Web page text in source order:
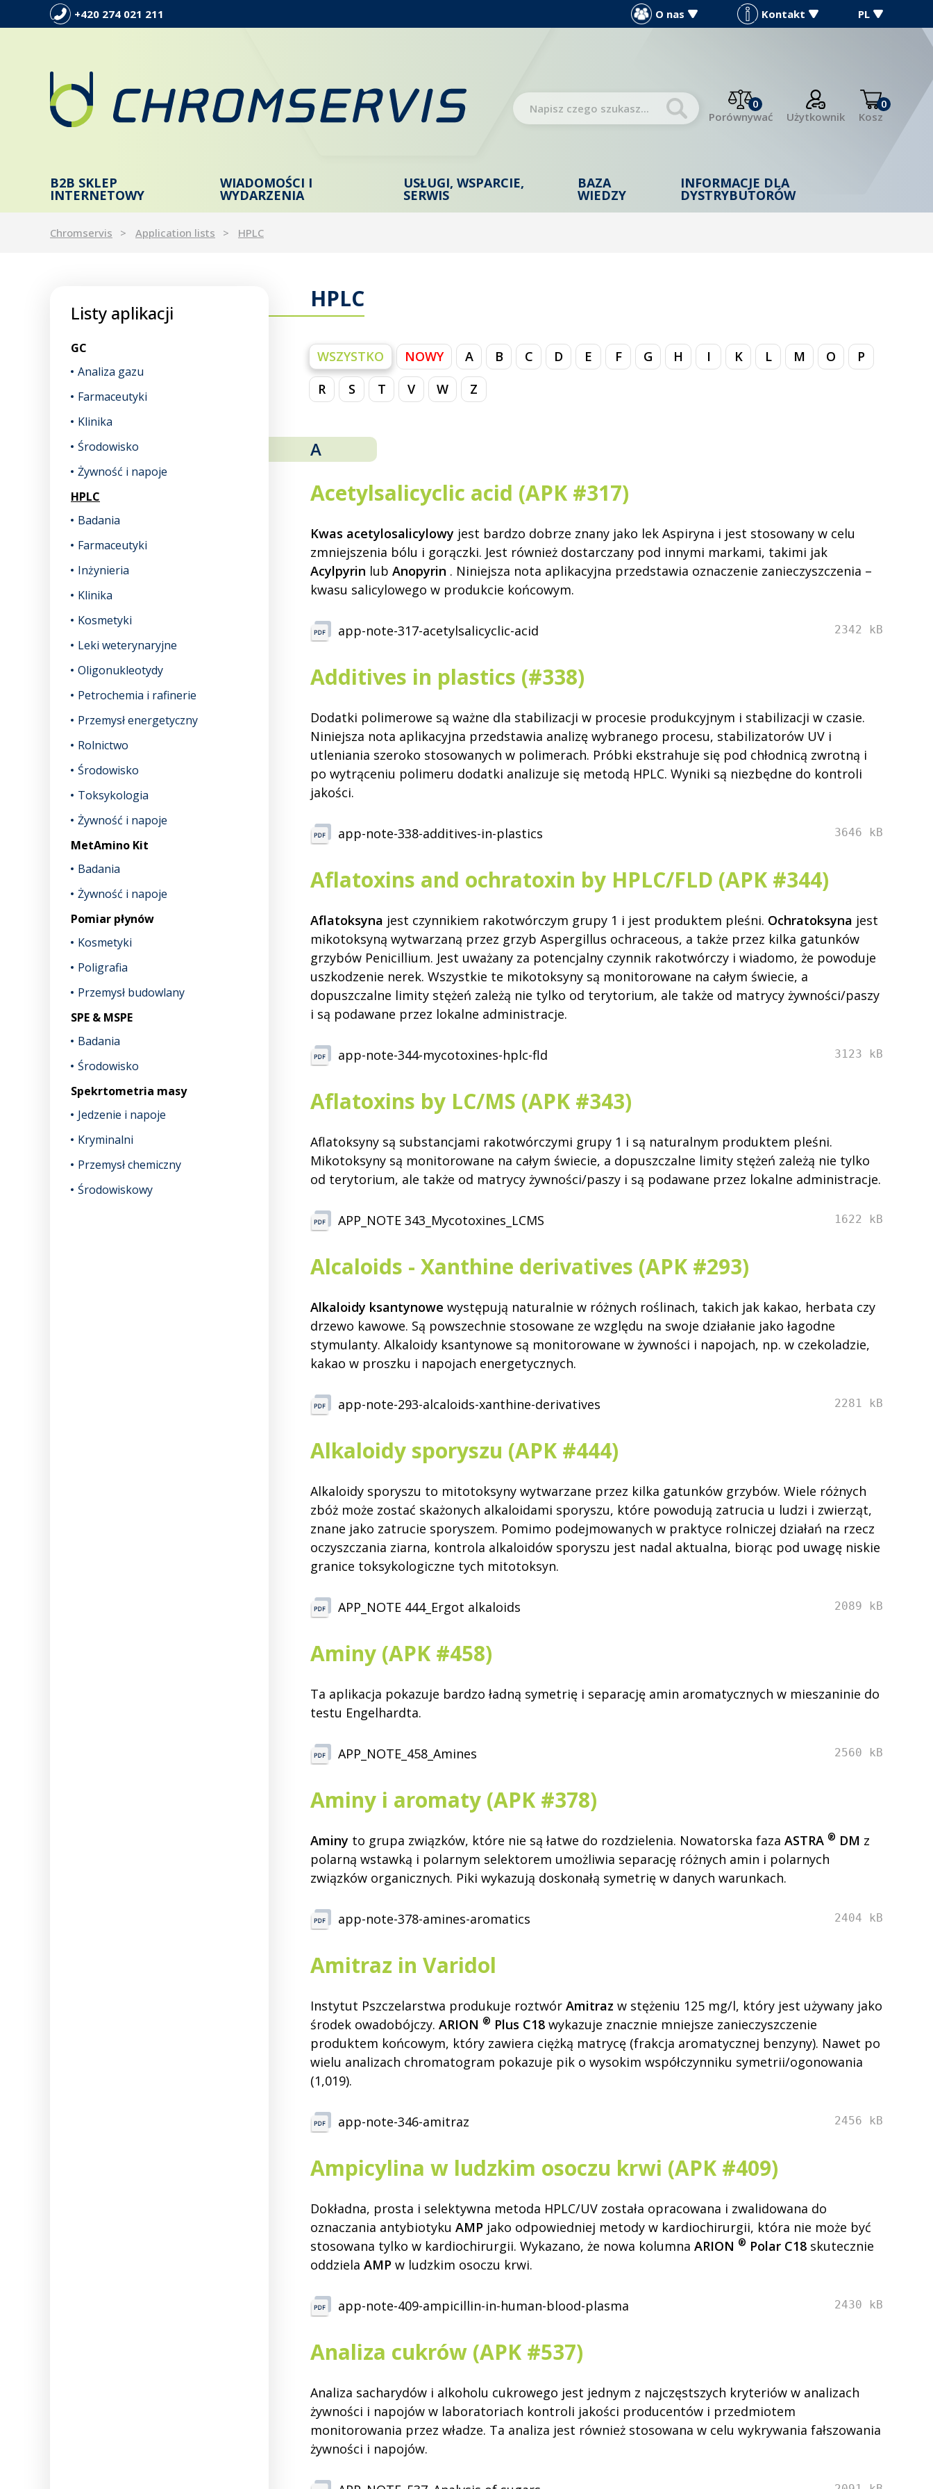
+420 274 021 211 O nas Kontakt PL
0
Porównywać
Użytkownik
0
Kosz
B2B SKLEP
INTERNETOWY
WIADOMOŚCI I
WYDARZENIA
USŁUGI, WSPARCIE,
SERWIS
BAZA
WIEDZY
INFORMACJE DLA
DYSTRYBUTORÓW
Chromservis Application lists HPLC
Listy aplikacji
GC
Analiza gazu
Farmaceutyki
Klinika
Środowisko
Żywność i napoje
HPLC
Badania
Farmaceutyki
Inżynieria
Klinika
Kosmetyki
Leki weterynaryjne
Oligonukleotydy
Petrochemia i rafinerie
Przemysł energetyczny
Rolnictwo
Środowisko
Toksykologia
Żywność i napoje
MetAmino Kit
Badania
Żywność i napoje
Pomiar płynów
Kosmetyki
Poligrafia
Przemysł budowlany
SPE & MSPE
Badania
Środowisko
Spekrtometria masy
Jedzenie i napoje
Kryminalni
Przemysł chemiczny
Środowiskowy
HPLC
WSZYSTKO NOWY A B C D E F G H I K L M O
P
R
S T V W Z
A
Acetylsalicyclic acid (APK #317)
Kwas acetylosalicylowy jest bardzo dobrze znany jako lek Aspiryna i jest stosowany w celu
zmniejszenia bólu i gorączki. Jest również dostarczany pod innymi markami, takimi jak
Acylpyrin lub Anopyrin . Niniejsza nota aplikacyjna przedstawia oznaczenie zanieczyszczenia –
kwasu salicylowego w produkcie końcowym.
app-note-317-acetylsalicyclic-acid 2342 kB
Additives in plastics (#338)
Dodatki polimerowe są ważne dla stabilizacji w procesie produkcyjnym i stabilizacji w czasie.
Niniejsza nota aplikacyjna przedstawia analizę wybranego procesu, stabilizatorów UV i
utleniania szeroko stosowanych w polimerach. Próbki ekstrahuje się pod chłodnicą zwrotną i
po wytrąceniu polimeru dodatki analizuje się metodą HPLC. Wyniki są niezbędne do kontroli
jakości.
app-note-338-additives-in-plastics 3646 kB
Aflatoxins and ochratoxin by HPLC/FLD (APK #344)
Aflatoksyna jest czynnikiem rakotwórczym grupy 1 i jest produktem pleśni. Ochratoksyna jest
mikotoksyną wytwarzaną przez grzyb Aspergillus ochraceous, a także przez kilka gatunków
grzybów Penicillium. Jest uważany za potencjalny czynnik rakotwórczy i wiadomo, że powoduje
uszkodzenie nerek. Wszystkie te mikotoksyny są monitorowane na całym świecie, a
dopuszczalne limity stężeń zależą nie tylko od terytorium, ale także od matrycy żywności/paszy
i są podawane przez lokalne administracje.
app-note-344-mycotoxines-hplc-fld 3123 kB
Aflatoxins by LC/MS (APK #343)
Aflatoksyny są substancjami rakotwórczymi grupy 1 i są naturalnym produktem pleśni.
Mikotoksyny są monitorowane na całym świecie, a dopuszczalne limity stężeń zależą nie tylko
od terytorium, ale także od matrycy żywności/paszy i są podawane przez lokalne administracje.
APP_NOTE 343_Mycotoxines_LCMS 1622 kB
Alcaloids - Xanthine derivatives (APK #293)
Alkaloidy ksantynowe występują naturalnie w różnych roślinach, takich jak kakao, herbata czy
drzewo kawowe. Są powszechnie stosowane ze względu na swoje działanie jako łagodne
stymulanty. Alkaloidy ksantynowe są monitorowane w żywności i napojach, np. w czekoladzie,
kakao w proszku i napojach energetycznych.
app-note-293-alcaloids-xanthine-derivatives 2281 kB
Alkaloidy sporyszu (APK #444)
Alkaloidy sporyszu to mitotoksyny wytwarzane przez kilka gatunków grzybów. Wiele różnych
zbóż może zostać skażonych alkaloidami sporyszu, które powodują zatrucia u ludzi i zwierząt,
znane jako zatrucie sporyszem. Pomimo podejmowanych w praktyce rolniczej działań na rzecz
oczyszczania ziarna, kontrola alkaloidów sporyszu jest nadal aktualna, biorąc pod uwagę niskie
granice toksykologiczne tych mitotoksyn.
APP_NOTE 444_Ergot alkaloids 2089 kB
Aminy (APK #458)
Ta aplikacja pokazuje bardzo ładną symetrię i separację amin aromatycznych w mieszaninie do
testu Engelhardta.
APP_NOTE_458_Amines 2560 kB
Aminy i aromaty (APK #378)
Aminy to grupa związków, które nie są łatwe do rozdzielenia. Nowatorska faza ASTRA ® DM z
polarną wstawką i polarnym selektorem umożliwia separację różnych amin i polarnych
związków organicznych. Piki wykazują doskonałą symetrię w danych warunkach.
app-note-378-amines-aromatics 2404 kB
Amitraz in Varidol
Instytut Pszczelarstwa produkuje roztwór Amitraz w stężeniu 125 mg/l, który jest używany jako
środek owadobójczy. ARION ® Plus C18 wykazuje znacznie mniejsze zanieczyszczenie
produktem końcowym, który zawiera ciężką matrycę (frakcja aromatycznej benzyny). Nawet po
wielu analizach chromatogram pokazuje pik o wysokim współczynniku symetrii/ogonowania
(1,019).
app-note-346-amitraz 2456 kB
Ampicylina w ludzkim osoczu krwi (APK #409)
Dokładna, prosta i selektywna metoda HPLC/UV została opracowana i zwalidowana do
oznaczania antybiotyku AMP jako odpowiedniej metody w kardiochirurgii, która nie może być
stosowana tylko w kardiochirurgii. Wykazano, że nowa kolumna ARION ® Polar C18 skutecznie
oddziela AMP w ludzkim osoczu krwi.
app-note-409-ampicillin-in-human-blood-plasma 2430 kB
Analiza cukrów (APK #537)
Analiza sacharydów i alkoholu cukrowego jest jednym z najczęstszych kryteriów w analizach
żywności i napojów w laboratoriach kontroli jakości producentów i przedmiotem
monitorowania przez władze. Ta analiza jest również stosowana w celu wykrywania fałszowania
żywności i napojów.